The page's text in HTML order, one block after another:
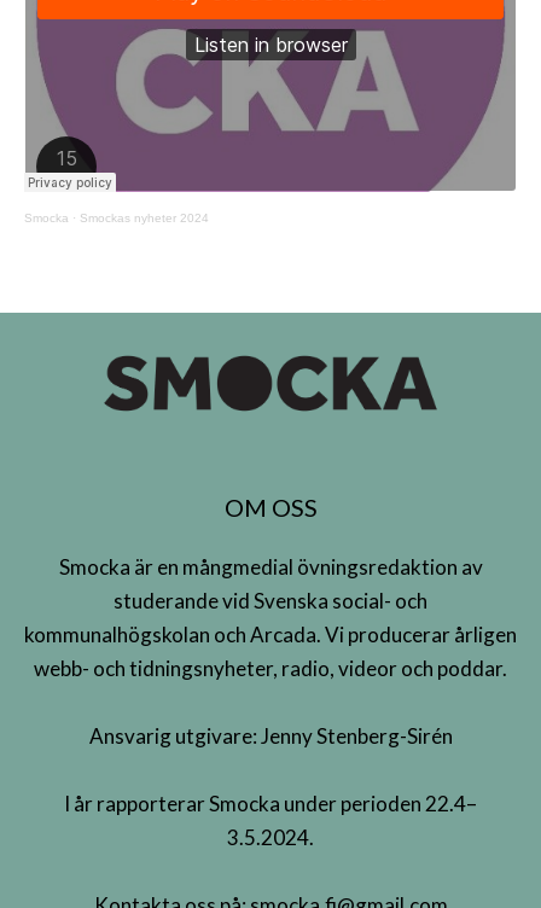
Smocka · Smockas nyheter 2024
OM OSS
Smocka är en mångmedial övningsredaktion av
studerande vid Svenska social- och
kommunalhögskolan och Arcada. Vi producerar årligen
webb- och tidningsnyheter, radio, videor och poddar.
Ansvarig utgivare: Jenny Stenberg-Sirén
I år rapporterar Smocka under perioden 22.4–
3.5.2024.